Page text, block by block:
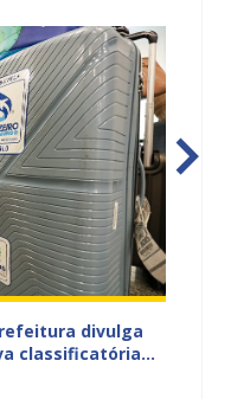
divulga
classificatória